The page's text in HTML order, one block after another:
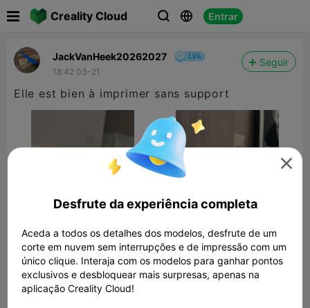
Creality Cloud   Entrar
JackVanHeek20262027
18:42 03-21
Seguir
Elle est bien à imprimer sans support
Porsche 959
8.56MB Modelo 3D Relacionado

Desfrute da experiência completa
Aceda a todos os detalhes dos modelos, desfrute de um
corte em nuvem sem interrupções e de impressão com um
único clique. Interaja com os modelos para ganhar pontos
exclusivos e desbloquear mais surpresas, apenas na
aplicação Creality Cloud!